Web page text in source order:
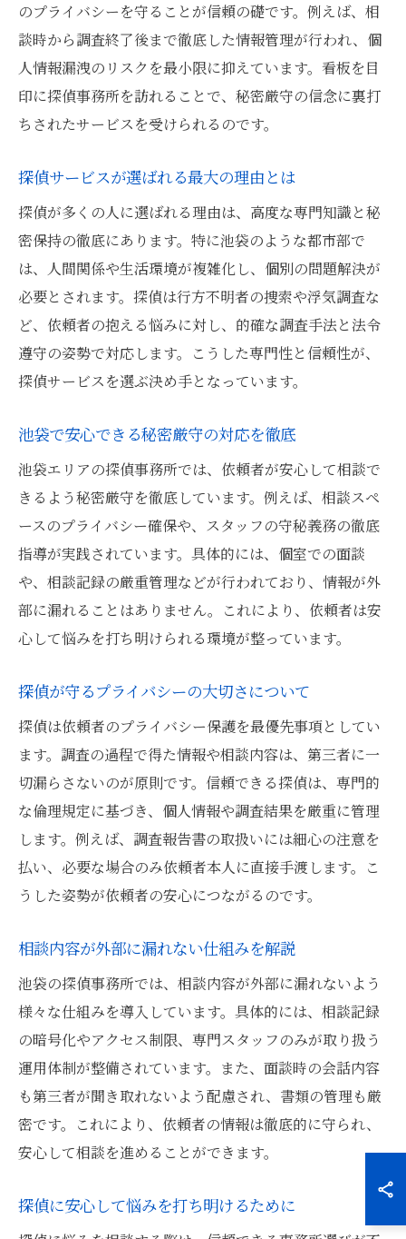
のプライバシーを守ることが信頼の礎です。例えば、相
談時から調査終了後まで徹底した情報管理が行われ、個
人情報漏洩のリスクを最小限に抑えています。看板を目
印に探偵事務所を訪れることで、秘密厳守の信念に裏打
ちされたサービスを受けられるのです。
探偵サービスが選ばれる最大の理由とは
探偵が多くの人に選ばれる理由は、高度な専門知識と秘
密保持の徹底にあります。特に池袋のような都市部で
は、人間関係や生活環境が複雑化し、個別の問題解決が
必要とされます。探偵は行方不明者の捜索や浮気調査な
ど、依頼者の抱える悩みに対し、的確な調査手法と法令
遵守の姿勢で対応します。こうした専門性と信頼性が、
探偵サービスを選ぶ決め手となっています。
池袋で安心できる秘密厳守の対応を徹底
池袋エリアの探偵事務所では、依頼者が安心して相談で
きるよう秘密厳守を徹底しています。例えば、相談スペ
ースのプライバシー確保や、スタッフの守秘義務の徹底
指導が実践されています。具体的には、個室での面談
や、相談記録の厳重管理などが行われており、情報が外
部に漏れることはありません。これにより、依頼者は安
心して悩みを打ち明けられる環境が整っています。
探偵が守るプライバシーの大切さについて
探偵は依頼者のプライバシー保護を最優先事項としてい
ます。調査の過程で得た情報や相談内容は、第三者に一
切漏らさないのが原則です。信頼できる探偵は、専門的
な倫理規定に基づき、個人情報や調査結果を厳重に管理
します。例えば、調査報告書の取扱いには細心の注意を
払い、必要な場合のみ依頼者本人に直接手渡します。こ
うした姿勢が依頼者の安心につながるのです。
相談内容が外部に漏れない仕組みを解説
池袋の探偵事務所では、相談内容が外部に漏れないよう
様々な仕組みを導入しています。具体的には、相談記録
の暗号化やアクセス制限、専門スタッフのみが取り扱う
運用体制が整備されています。また、面談時の会話内容
も第三者が聞き取れないよう配慮され、書類の管理も厳
密です。これにより、依頼者の情報は徹底的に守られ、
安心して相談を進めることができます。
探偵に安心して悩みを打ち明けるために